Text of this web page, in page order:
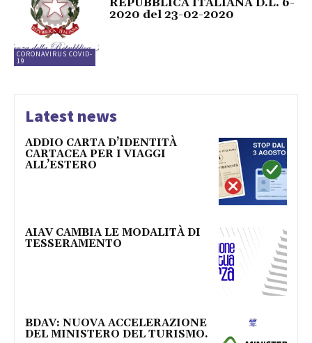
CORONAVIRUS COVID-
19
REPUBBLICA ITALIANA D.L. 6-
2020 del 23-02-2020
Latest news
ADDIO CARTA D’IDENTITÀ
CARTACEA PER I VIAGGI
ALL’ESTERO
AIAV CAMBIA LE MODALITÀ DI
TESSERAMENTO
BDAV: NUOVA ACCELERAZIONE
DEL MINISTERO DEL TURISMO.